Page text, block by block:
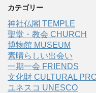
カテゴリー
神社仏閣 TEMPLE
聖堂・教会 CHURCH
博物館 MUSEUM
素晴らしい出会い
一期一会 FRIENDS
文化財 CULTURAL
ユネスコ UNESCO